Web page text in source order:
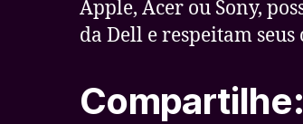
Apple, Acer ou Sony,
da Dell e respeitam seus
Compartilhe: